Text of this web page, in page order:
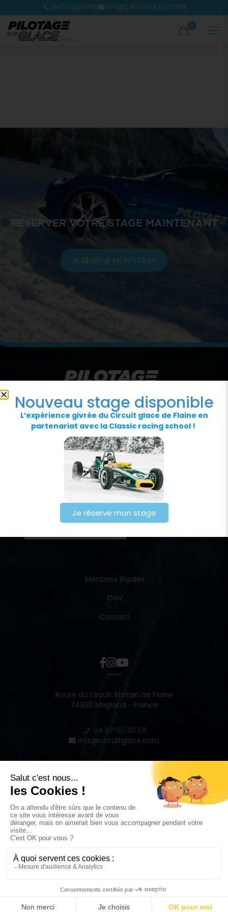
04 50 90 82 59 INFO@CIRCUITGLACE.COM
0
RÉSERVER VOTRE STAGE MAINTENANT
JE RÉSERVE MON STAGE
NOS PARTENAIRES
Mentions légales
CGV
Contact
Route du circuit Station de Flaine
74300 Magland - France
04 50 90 82 59
info@circuitglace.com
2022 © CIRCUIT GLACE DE FLAINE - RÉALISÉ PAR INSPIRE
Nouveau stage disponible
L’expérience givrée du Circuit glace de Flaine en
partenariat avec la Classic racing school !
Je réserve mon stage